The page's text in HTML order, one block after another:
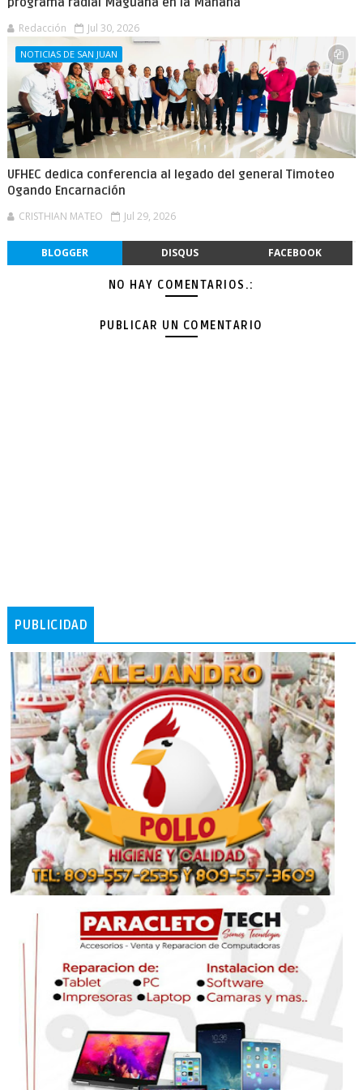
Redacción Jul 30, 2026
NOTICIAS DE SAN JUAN
UFHEC dedica conferencia al legado del general Timoteo
Ogando Encarnación
CRISTHIAN MATEO Jul 29, 2026
BLOGGER DISQUS FACEBOOK
NO HAY COMENTARIOS.:
PUBLICAR UN COMENTARIO
PUBLICIDAD